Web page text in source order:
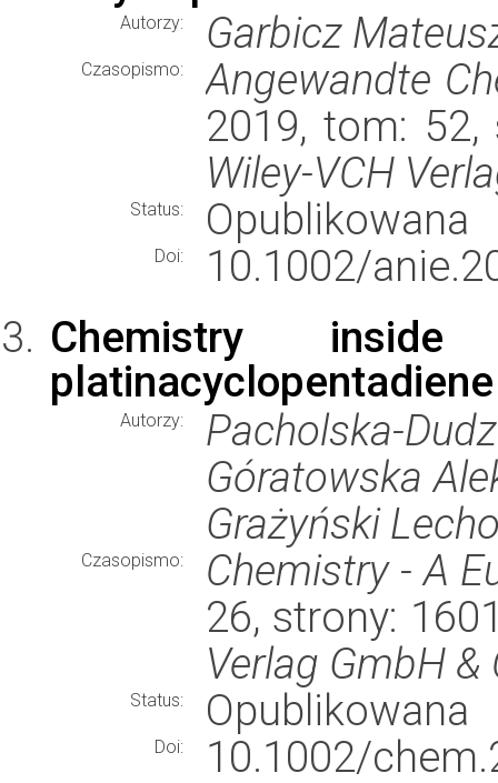
Autorzy: Garbicz
Czasopismo:
Angewandte
2019, tom: 52,
Wiley-VCH
Status: Opublikowana
Doi:
10.1002/
Chemistry
Autorzy:
Pacholska-
Góratowska
Grażyński
Czasopismo:
Chemistry - A
26, strony:
Verlag GmbH &
Status: Opublikowana
Doi:
10.1002/